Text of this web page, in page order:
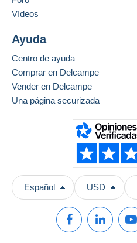
Vídeos
Ayuda
Centro de ayuda
Comprar en Delcampe
Vender en Delcampe
Una página securizada
Español USD